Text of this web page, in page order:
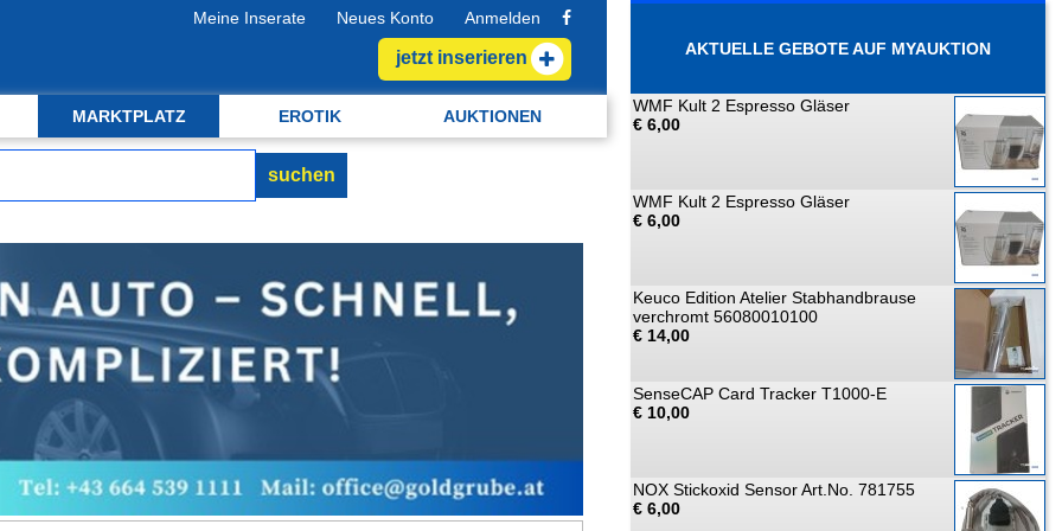
Meine Inserate Neues Konto Anmelden
jetzt inserieren
MARKTPLATZ EROTIK AUKTIONEN
suchen
AKTUELLE GEBOTE AUF MYAUKTION
WMF Kult 2 Espresso Gläser
€ 6,00
WMF Kult 2 Espresso Gläser
€ 6,00
Keuco Edition Atelier Stabhandbrause
verchromt 56080010100
€ 14,00
SenseCAP Card Tracker T1000-E
€ 10,00
NOX Stickoxid Sensor Art.No. 781755
€ 6,00